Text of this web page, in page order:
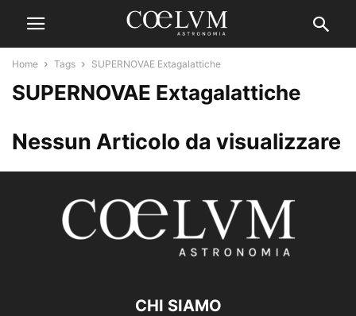
Home Tags SUPERNOVAE Extagalattiche
SUPERNOVAE Extagalattiche
Nessun Articolo da visualizzare
CHI SIAMO